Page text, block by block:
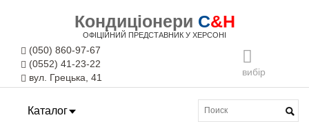
Кондиціонери C&H
ОФІЦІЙНИЙ ПРЕДСТАВНИК У ХЕРСОНІ
вибір
(050) 860-97-67
(0552) 41-23-22
вул. Грецька, 41
Каталог